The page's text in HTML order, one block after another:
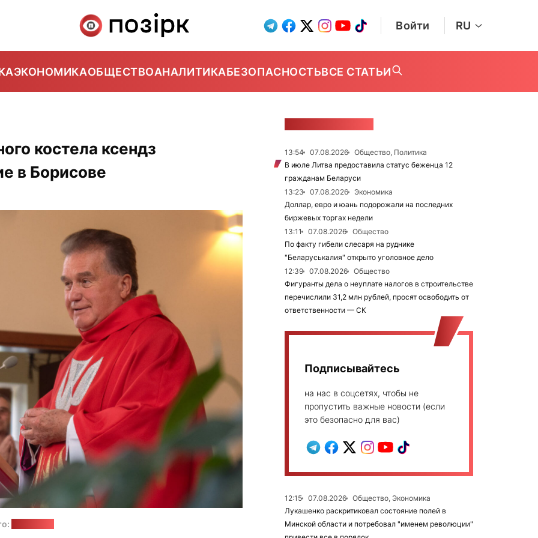
Войти RU
ЭКОНОМИКАОБЩЕСТВОАНАЛИТИКАБЕЗОПАСНОСТЬВСЕ СТАТЬИ
костела ксендз
в Борисове
13:54 07.08.2026
Общество, Политика
В июле Литва предоставила статус беженца 12
гражданам Беларуси
13:23
07.08.2026
Экономика
Доллар, евро и юань подорожали на последних
биржевых торгах недели
13:11
07.08.2026
Общество
По факту гибели слесаря на руднике
"Беларуськалия" открыто уголовное дело
12:39
07.08.2026
Общество
Фигуранты дела о неуплате налогов в строительстве
перечислили 31,2 млн рублей, просят освободить от
ответственности — СК
Подписывайтесь
на нас в соцсетях, чтобы не
пропустить важные новости (если
это безопасно для вас)
12:15 07.08.2026
Общество, Экономика
Лукашенко раскритиковал состояние полей в
Минской области и потребовал "именем революции"